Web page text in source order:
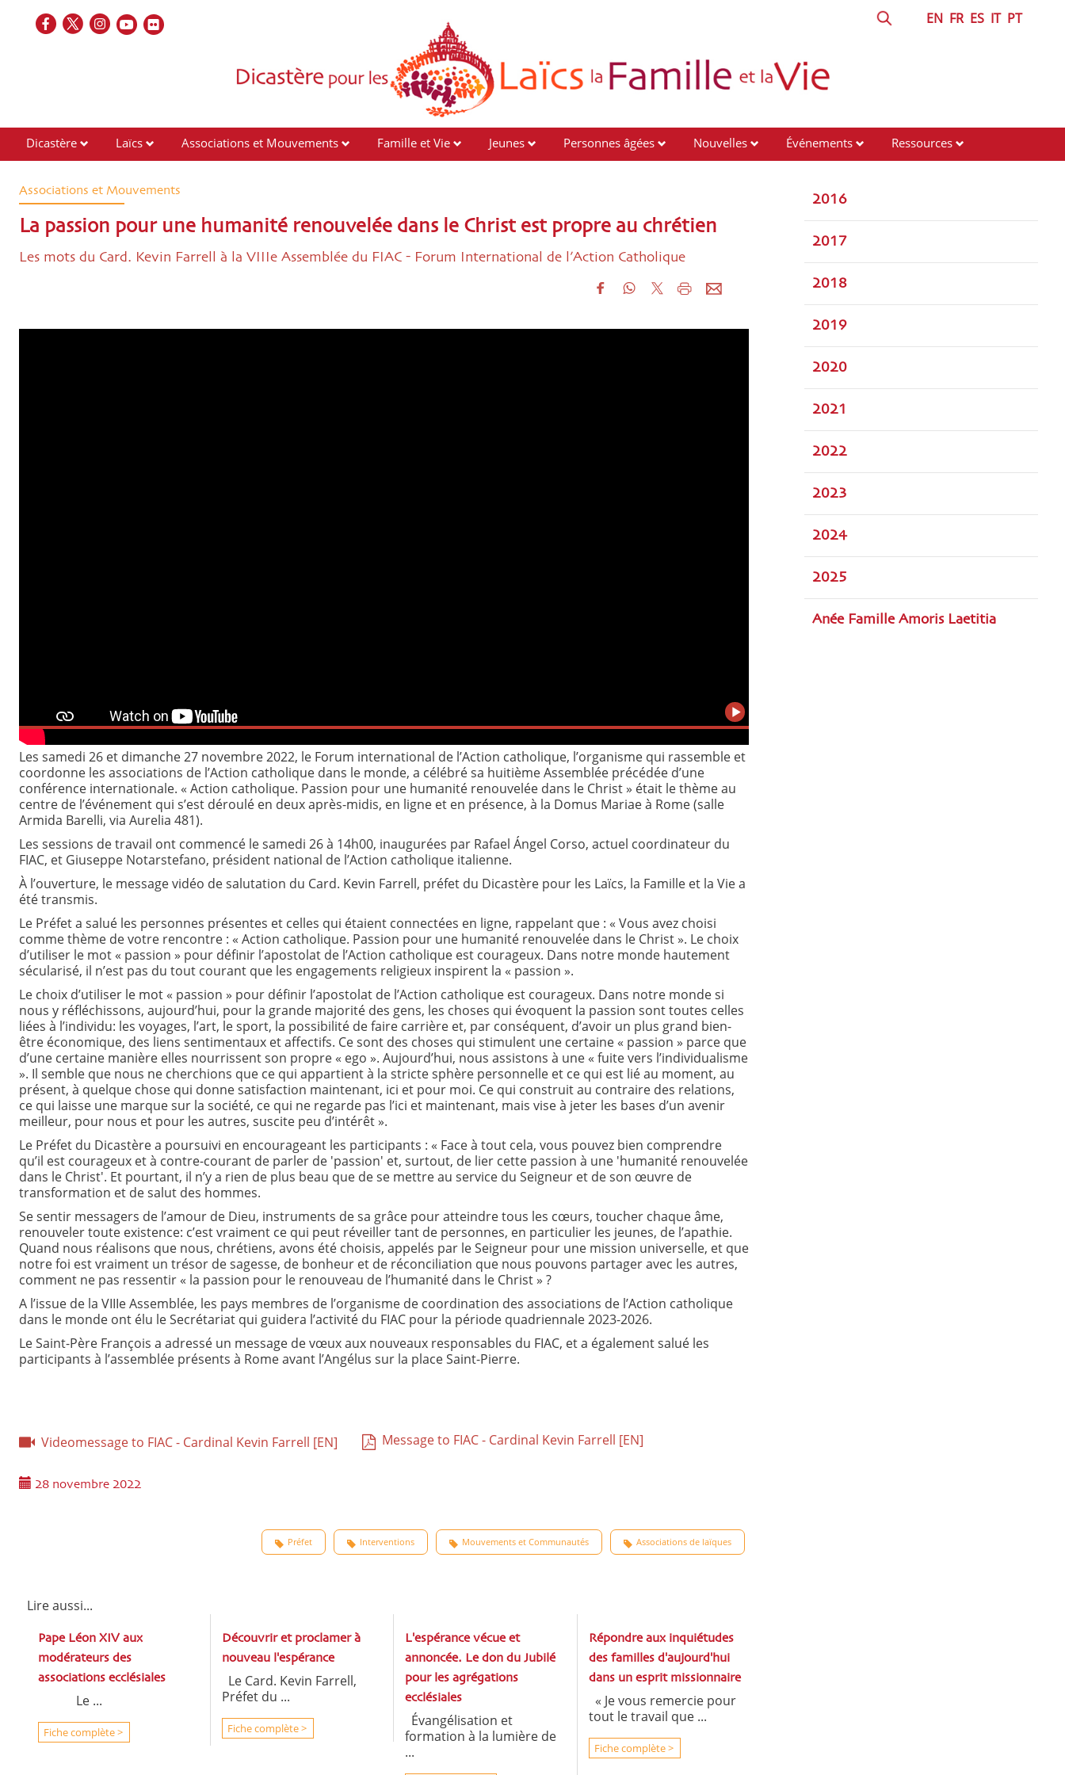
EN FR ES IT PT
Dicastère Laïcs Associations et Mouvements Famille et Vie Jeunes Personnes âgées Nouvelles Événements
Ressources
Associations et Mouvements
La passion pour une humanité renouvelée dans le Christ est propre au chrétien
Les mots du Card. Kevin Farrell à la VIIIe Assemblée du FIAC - Forum International de l’Action Catholique
Les samedi 26 et dimanche 27 novembre 2022, le Forum international de l’Action catholique, l’organisme qui rassemble et
coordonne les associations de l’Action catholique dans le monde, a célébré sa huitième Assemblée précédée d’une
conférence internationale. « Action catholique. Passion pour une humanité renouvelée dans le Christ » était le thème au
centre de l’événement qui s’est déroulé en deux après-midis, en ligne et en présence, à la Domus Mariae à Rome (salle
Armida Barelli, via Aurelia 481).
Les sessions de travail ont commencé le samedi 26 à 14h00, inaugurées par Rafael Ángel Corso, actuel coordinateur du
FIAC, et Giuseppe Notarstefano, président national de l’Action catholique italienne.
À l’ouverture, le message vidéo de salutation du Card. Kevin Farrell, préfet du Dicastère pour les Laïcs, la Famille et la Vie a
été transmis.
Le Préfet a salué les personnes présentes et celles qui étaient connectées en ligne, rappelant que : « Vous avez choisi
comme thème de votre rencontre : « Action catholique. Passion pour une humanité renouvelée dans le Christ ». Le choix
d’utiliser le mot « passion » pour définir l’apostolat de l’Action catholique est courageux. Dans notre monde hautement
sécularisé, il n’est pas du tout courant que les engagements religieux inspirent la « passion ».
Le choix d’utiliser le mot « passion » pour définir l’apostolat de l’Action catholique est courageux. Dans notre monde si
nous y réfléchissons, aujourd’hui, pour la grande majorité des gens, les choses qui évoquent la passion sont toutes celles
liées à l’individu: les voyages, l’art, le sport, la possibilité de faire carrière et, par conséquent, d’avoir un plus grand bien-
être économique, des liens sentimentaux et affectifs. Ce sont des choses qui stimulent une certaine « passion » parce que
d’une certaine manière elles nourrissent son propre « ego ». Aujourd’hui, nous assistons à une « fuite vers l’individualisme
». Il semble que nous ne cherchions que ce qui appartient à la stricte sphère personnelle et ce qui est lié au moment, au
présent, à quelque chose qui donne satisfaction maintenant, ici et pour moi. Ce qui construit au contraire des relations,
ce qui laisse une marque sur la société, ce qui ne regarde pas l’ici et maintenant, mais vise à jeter les bases d’un avenir
meilleur, pour nous et pour les autres, suscite peu d’intérêt ».
Le Préfet du Dicastère a poursuivi en encourageant les participants : « Face à tout cela, vous pouvez bien comprendre
qu’il est courageux et à contre-courant de parler de 'passion' et, surtout, de lier cette passion à une 'humanité renouvelée
dans le Christ'. Et pourtant, il n’y a rien de plus beau que de se mettre au service du Seigneur et de son œuvre de
transformation et de salut des hommes.
Se sentir messagers de l’amour de Dieu, instruments de sa grâce pour atteindre tous les cœurs, toucher chaque âme,
renouveler toute existence: c’est vraiment ce qui peut réveiller tant de personnes, en particulier les jeunes, de l’apathie.
Quand nous réalisons que nous, chrétiens, avons été choisis, appelés par le Seigneur pour une mission universelle, et que
notre foi est vraiment un trésor de sagesse, de bonheur et de réconciliation que nous pouvons partager avec les autres,
comment ne pas ressentir « la passion pour le renouveau de l’humanité dans le Christ » ?
A l’issue de la VIIIe Assemblée, les pays membres de l’organisme de coordination des associations de l’Action catholique
dans le monde ont élu le Secrétariat qui guidera l’activité du FIAC pour la période quadriennale 2023-2026.
Le Saint-Père François a adressé un message de vœux aux nouveaux responsables du FIAC, et a également salué les
participants à l’assemblée présents à Rome avant l’Angélus sur la place Saint-Pierre.
Videomessage to FIAC - Cardinal Kevin Farrell [EN] Message to FIAC - Cardinal Kevin Farrell [EN]
28 novembre 2022
Associations de laïques
Mouvements et Communautés
Interventions
Préfet
Lire aussi...
Pape Léon XIV aux
modérateurs des
associations ecclésiales
Le ...
Fiche complète >
Découvrir et proclamer à
nouveau l'espérance
Le Card. Kevin Farrell,
Préfet du ...
Fiche complète >
L'espérance vécue et
annoncée. Le don du Jubilé
pour les agrégations
ecclésiales
Évangélisation et
formation à la lumière de
...
Répondre aux inquiétudes
des familles d'aujourd'hui
dans un esprit missionnaire
« Je vous remercie pour
tout le travail que ...
Fiche complète >
2016
2017
2018
2019
2020
2021
2022
2023
2024
2025
Anée Famille Amoris Laetitia